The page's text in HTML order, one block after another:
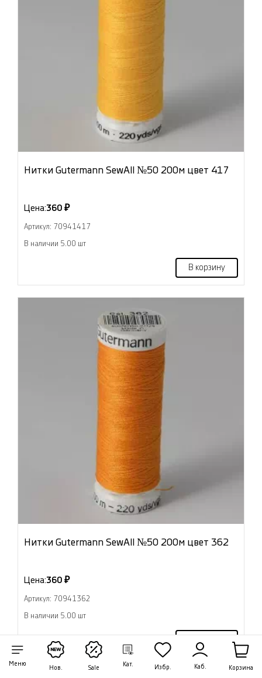
Меню
Нов. Sale
Кат. Избр. Каб. Корзина
Нитки Gutermann SewAll №50 200м цвет 417
Цена:360 ₽
Артикул: 70941417
В наличии 5.00 шт
В корзину
Нитки Gutermann SewAll №50 200м цвет 362
Цена:360 ₽
Артикул: 70941362
В наличии 5.00 шт